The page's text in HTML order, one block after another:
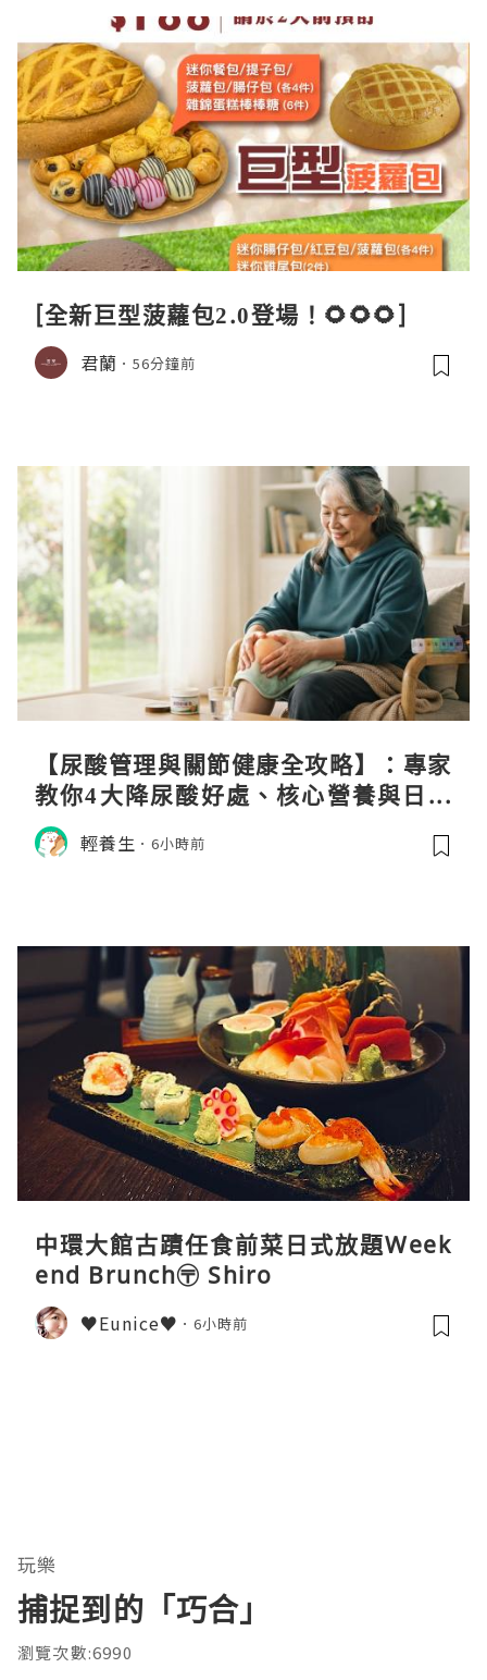
[全新巨型菠蘿包2.0登場！🌻🌻🌻]
君蘭 56分鐘前
【尿酸管理與關節健康全攻略】：專家
教你4大降尿酸好處、核心營養與日常
飲食調理秘訣
輕養生 6小時前
中環大館古蹟任食前菜日式放題Week
end Brunch〶 Shiro
♥Eunice♥ 6小時前
玩樂
捕捉到的「巧合」
瀏覽次數:6990